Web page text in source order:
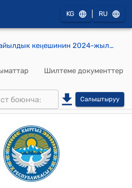
KG RU
Бурана айылдык кеӊешинин 2024-жылдын 16-мартындагы № 5 "Бурана айылдык кеӊешинин кеӊсеси жөнүндө" токтому
Шилтеме документтер
Салыштыруу